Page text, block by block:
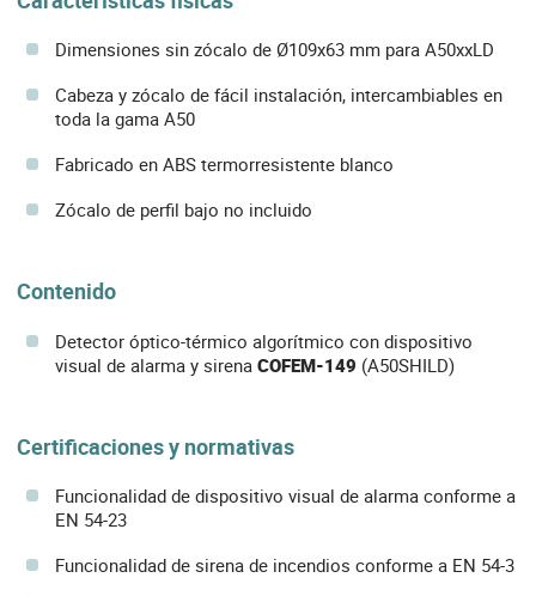
Dimensiones sin zócalo de Ø109x63 mm para A50xxLD
Cabeza y zócalo de fácil instalación, intercambiables en
toda la gama A50
Fabricado en ABS termorresistente blanco
Zócalo de perfil bajo no incluido
Contenido
Detector óptico-térmico algorítmico con dispositivo
visual de alarma y sirena COFEM-149 (A50SHILD)
Certificaciones y normativas
Funcionalidad de dispositivo visual de alarma conforme a
EN 54-23
Funcionalidad de sirena de incendios conforme a EN 54-3